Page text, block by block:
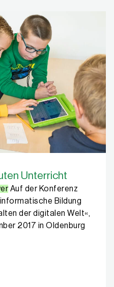
Unterricht
Auf der Konferenz
Bildung
der digitalen Welt«,
2017 in Oldenburg